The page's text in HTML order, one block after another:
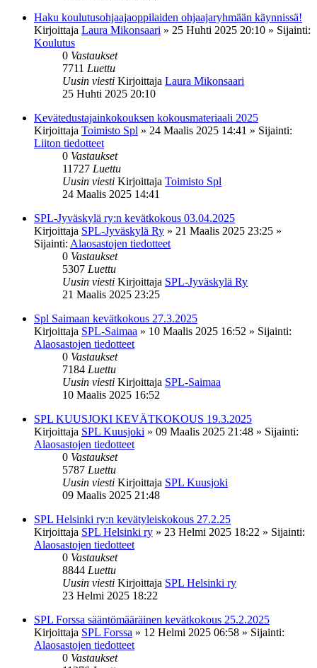
Haku koulutusohjaajaoppilaiden ohjaajaryhmään käynnissä!
Kirjoittaja Laura Mikonsaari » 25 Huhti 2025 20:10 » Sijainti:
Koulutus
0 Vastaukset
7711 Luettu
Uusin viesti Kirjoittaja Laura Mikonsaari
25 Huhti 2025 20:10
Kevätedustajainkokouksen kokousmateriaali 2025
Kirjoittaja Toimisto Spl » 24 Maalis 2025 14:41 » Sijainti:
Liiton tiedotteet
0 Vastaukset
11727 Luettu
Uusin viesti Kirjoittaja Toimisto Spl
24 Maalis 2025 14:41
SPL-Jyväskylä ry:n kevätkokous 03.04.2025
Kirjoittaja SPL-Jyväskylä Ry » 21 Maalis 2025 23:25 »
Sijainti: Alaosastojen tiedotteet
0 Vastaukset
5307 Luettu
Uusin viesti Kirjoittaja SPL-Jyväskylä Ry
21 Maalis 2025 23:25
Spl Saimaan kevätkokous 27.3.2025
Kirjoittaja SPL-Saimaa » 10 Maalis 2025 16:52 » Sijainti:
Alaosastojen tiedotteet
0 Vastaukset
7184 Luettu
Uusin viesti Kirjoittaja SPL-Saimaa
10 Maalis 2025 16:52
SPL KUUSJOKI KEVÄTKOKOUS 19.3.2025
Kirjoittaja SPL Kuusjoki » 09 Maalis 2025 21:48 » Sijainti:
Alaosastojen tiedotteet
0 Vastaukset
5787 Luettu
Uusin viesti Kirjoittaja SPL Kuusjoki
09 Maalis 2025 21:48
SPL Helsinki ry:n kevätyleiskokous 27.2.25
Kirjoittaja SPL Helsinki ry » 23 Helmi 2025 18:22 » Sijainti:
Alaosastojen tiedotteet
0 Vastaukset
8844 Luettu
Uusin viesti Kirjoittaja SPL Helsinki ry
23 Helmi 2025 18:22
SPL Forssa sääntömääräinen kevätkokous 25.2.2025
Kirjoittaja SPL Forssa » 12 Helmi 2025 06:58 » Sijainti:
Alaosastojen tiedotteet
0 Vastaukset